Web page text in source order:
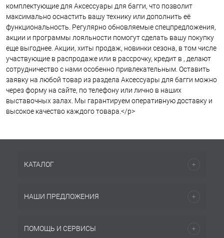
комплектующие для Аксессуары для багги, что позволит
максимально оснастить вашу технику или дополнить её
функциональность. Регулярно обновляемые спецпредложения,
акции и программы лояльности помогут сделать вашу покупку
еще выгоднее. Акции, хиты продаж, новинки сезона, в том числе
участвующие в распродаже или в рассрочку, кредит в , делают
сотрудничество с нами особенно привлекательным. Оставить
заявку на любой товар из раздела Аксессуары для багги можно
через форму на сайте, по телефону или лично в наших
выставочных залах. Мы гарантируем оперативную доставку и
высокое качество каждого товара.</p>
КАТАЛОГ
НАШИ ПРЕДЛОЖЕНИЯ
ПОМОЩЬ И СЕРВИСЫ